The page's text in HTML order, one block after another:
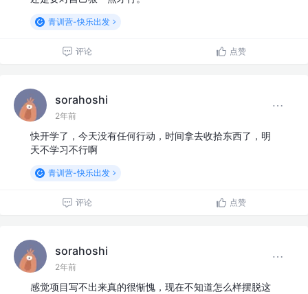
青训营-快乐出发
评论 点赞
sorahoshi
2年前
快开学了，今天没有任何行动，时间拿去收拾东西了，明
天不学习不行啊
青训营-快乐出发
评论 点赞
sorahoshi
2年前
感觉项目写不出来真的很惭愧，现在不知道怎么样摆脱这